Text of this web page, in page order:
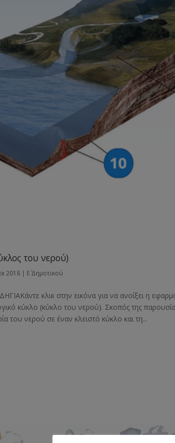
του νερού)
2018 | Ε΄ Δημοτικού
κλικ στην εικόνα για να ανοίξει η
κύκλο (κύκλο του νερού). Σκοπός της
του νερού σε έναν κλειστό κύκλο και τη...